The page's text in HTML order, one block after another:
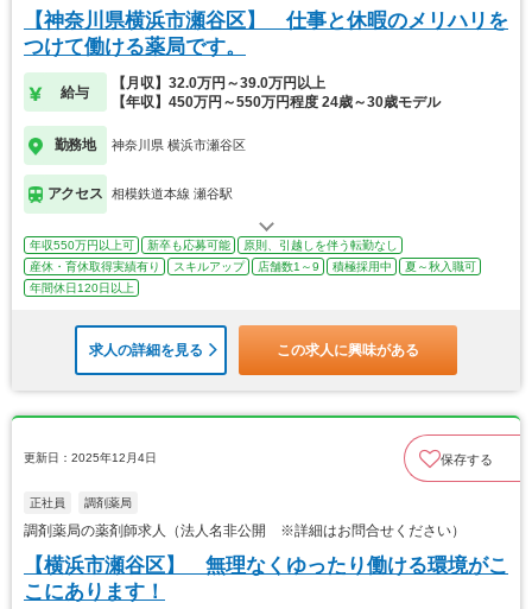
【神奈川県横浜市瀬谷区】 仕事と休暇のメリハリを
つけて働ける薬局です。
給与
【月収】32.0万円～39.0万円以上
【年収】450万円～550万円程度 24歳～30歳モデル
勤務地 神奈川県 横浜市瀬谷区
アクセス 相模鉄道本線 瀬谷駅
年収550万円以上可 新卒も応募可能
原則、引越しを伴う転勤なし
産休・育休取得実績有り
スキルアップ 店舗数1～9 積極採用中
夏～秋入職可
年間休日120日以上
求人の詳細を見る この求人に興味がある
更新日：2025年12月4日 保存する
正社員 調剤薬局
調剤薬局の薬剤師求人（法人名非公開 ※詳細はお問合せください）
【横浜市瀬谷区】 無理なくゆったり働ける環境がこ
こにあります！